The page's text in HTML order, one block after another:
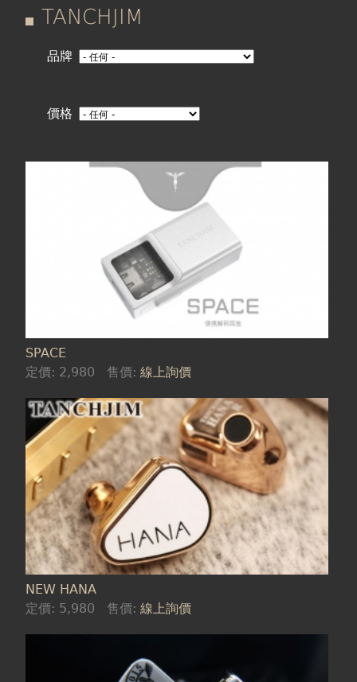
您 TANCHJIM
品牌
價格
SPACE
定價: 2,980 售價:線上詢價
NEW HANA
定價: 5,980 售價:線上詢價